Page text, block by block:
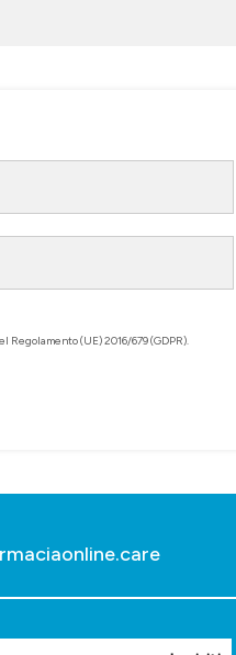
Regolamento (UE) 2016/679 (GDPR).